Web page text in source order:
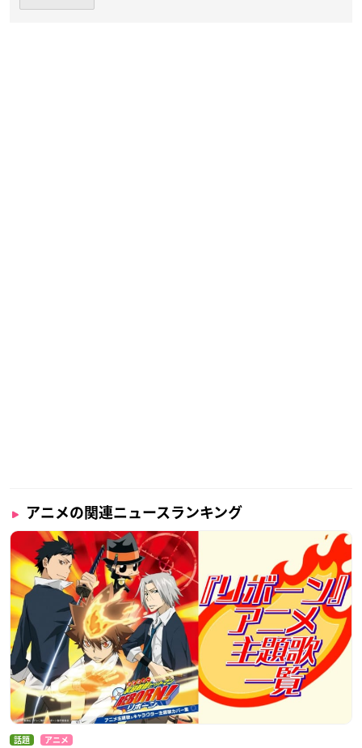
アニメの関連ニュースランキング
話題 アニメ